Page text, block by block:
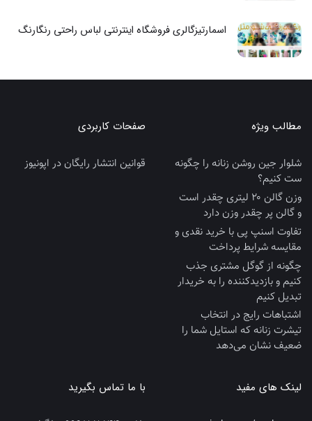
اسمارتیزگالری فروشگاه اینترنتی لباس راحتی رنگارنگ
مطالب ویژه
شلوار جین روشن زنانه را چگونه
ست کنیم؟
وزن گالن ۲۰ لیتری چقدر است
و گالن پر چقدر وزن دارد
تفاوت اسنپ پی با خرید نقدی و
مقایسه شرایط پرداخت
چگونه از گوگل مشتری جذب
کنیم و بازدیدکننده را به خریدار
تبدیل کنیم
اشتباهات رایج در انتخاب
تیشرت زنانه که استایل شما را
ضعیف نشان می‌دهد
صفحات کاربردی
قوانین انتشار رایگان در اپونیوز
لینک های مفید با ما تماس بگیرید